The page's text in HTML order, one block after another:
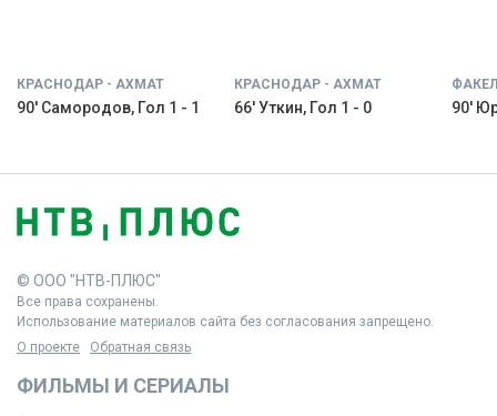
КРАСНОДАР - АХМАТ
90' Самородов, Гол 1 - 1
КРАСНОДАР - АХМАТ
66' Уткин, Гол 1 - 0 90'
© ООО "НТВ-ПЛЮС"
Все права сохранены.
Использование материалов сайта без согласования запрещено.
О проекте
Обратная связь
ФИЛЬМЫ И СЕРИАЛЫ